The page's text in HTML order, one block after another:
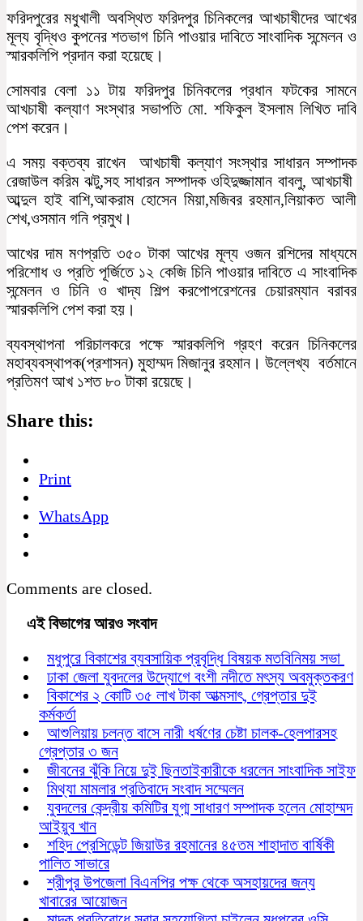
ফরিদপুরের মধুখালী অবস্থিত ফরিদপুর চিনিকলের আখচাষীদের আখের
মূল্য বৃদ্ধিও কুপনের শতভাগ চিনি পাওয়ার দাবিতে সাংবাদিক সন্মেলন ও
স্মারকলিপি প্রদান করা হয়েছে।
সোমবার বেলা ১১ টায় ফরিদপুর চিনিকলের প্রধান ফটকের সামনে
আখচাষী কল্যাণ সংস্থার সভাপতি মো. শফিকুল ইসলাম লিখিত দাবি
পেশ করেন।
এ সময় বক্তব্য রাখেন আখচাষী কল্যাণ সংস্থার সাধারন সম্পাদক
রেজাউল করিম ঝটু,সহ সাধারন সম্পাদক ওহিদুজ্জামান বাবলু, আখচাষী
আব্দুল হাই বাশি,আকরাম হোসেন মিয়া,মজিবর রহমান,লিয়াকত আলী
শেখ,ওসমান গনি প্রমুখ।
আখের দাম মণপ্রতি ৩৫০ টাকা আখের মূল্য ওজন রশিদের মাধ্যমে
পরিশোধ ও প্রতি পূর্জিতে ১২ কেজি চিনি পাওয়ার দাবিতে এ সাংবাদিক
সন্মেলন ও চিনি ও খাদ্য শিল্প করপোপরেশনের চেয়ারম্যান বরাবর
স্মারকলিপি পেশ করা হয়।
ব্যবস্থাপনা পরিচালকরে পক্ষে স্মারকলিপি গ্রহণ করেন চিনিকলের
মহাব্যবস্থাপক(প্রশাসন) মুহাম্মদ মিজানুর রহমান। উল্লেখ্য বর্তমানে
প্রতিমণ আখ ১শত ৮০ টাকা রয়েছে।
Share this:
Print
WhatsApp
Comments are closed.
এই বিভাগের আরও সংবাদ
মধুপুরে বিকাশের ব্যবসায়িক প্রবৃদ্ধি বিষয়ক মতবিনিময় সভা
ঢাকা জেলা যুবদলের উদ্যোগে বংশী নদীতে মৎস্য অবমুক্তকরণ
বিকাশের ২ কোটি ৩৫ লাখ টাকা আত্মসাৎ, গ্রেপ্তার দুই
কর্মকর্তা
আশুলিয়ায় চলন্ত বাসে নারী ধর্ষণের চেষ্টা চালক-হেলপারসহ
গ্রেপ্তার ৩ জন
জীবনের ঝুঁকি নিয়ে দুই ছিনতাইকারীকে ধরলেন সাংবাদিক সাইফ
মিথ্যা মামলার প্রতিবাদে সংবাদ সম্মেলন
যুবদলের কেন্দ্রীয় কমিটির যুগ্ম সাধারণ সম্পাদক হলেন মোহাম্মদ
আইয়ুব খান
শহিদ প্রেসিডেন্ট জিয়াউর রহমানের ৪৫তম শাহাদাত বার্ষিকী
পালিত সাভারে
শ্রীপুর উপজেলা বিএনপির পক্ষ থেকে অসহায়দের জন্য
খাবারের আয়োজন